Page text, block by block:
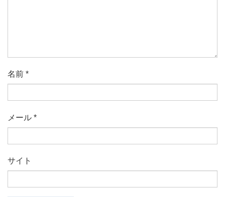
名前 *
メール *
サイト